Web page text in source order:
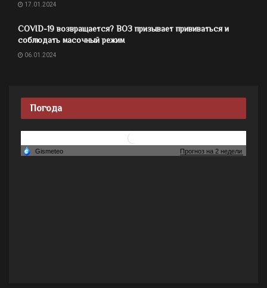
17.01.2024
COVID-19 возвращается? ВОЗ призывает прививаться и
соблюдать масочный режим
06.01.2024
Погода